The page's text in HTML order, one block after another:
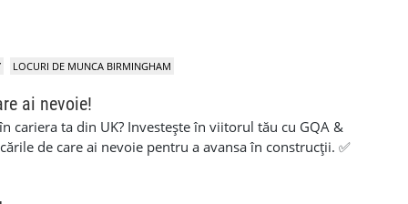
LOCURI DE MUNCA BIRMINGHAM
ai nevoie!
cariera ta din UK? Investește în viitorul tău cu GQA &
de care ai nevoie pentru a avansa în construcții. ✅
simplă și suport pe tot parcursul procesului ✅ 100%